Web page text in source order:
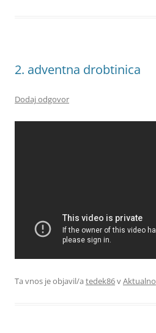
2. adventna drobtinica
Dodaj odgovor
Ta vnos je objavil/a tedek86vAktualno